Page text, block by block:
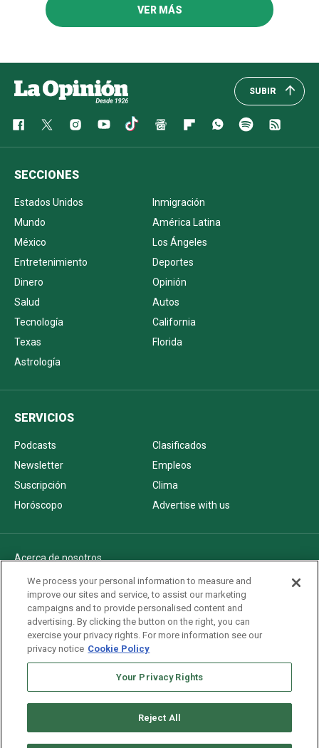
VER MÁS
SUBIR
SECCIONES
Estados Unidos
Inmigración
Mundo
América Latina
México
Los Ángeles
Entretenimiento
Deportes
Dinero
Opinión
Salud
Autos
Tecnología
California
Texas
Florida
Astrología
SERVICIOS
Podcasts
Clasificados
Newsletter
Empleos
Suscripción
Clima
Horóscopo
Advertise with us
Acerca de nosotros
Politica de privacidad
Pautas Editoriales
AdChoices
Advertise with us
Newsletters
We process your personal information to measure and
improve our sites and service, to assist our marketing
campaigns and to provide personalised content and
advertising. By clicking the button on the right, you can
exercise your privacy rights. For more information see our
privacy notice Cookie Policy
Your Privacy Rights
Reject All